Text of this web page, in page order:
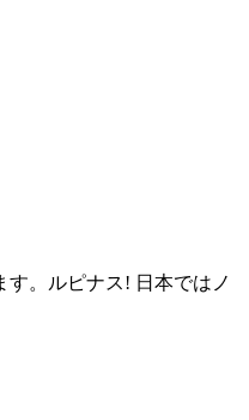
。ルピナス! 日本ではノ